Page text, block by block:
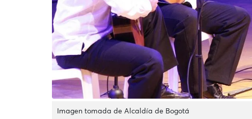
Imagen tomada de Alcaldía de Bogotá